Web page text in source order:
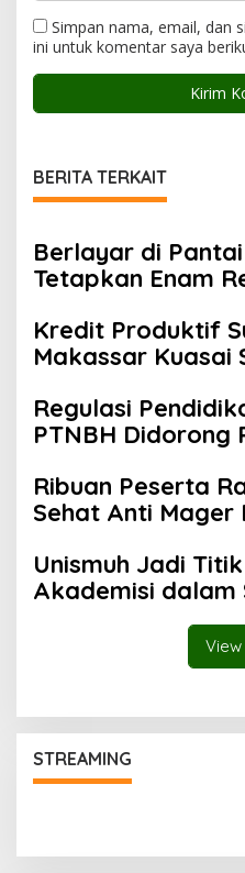
Simpan nama, email, dan
ini untuk komentar saya
BERITA TERKAIT
Berlayar di
Tetapkan Enam
Kredit Produktif
Makassar Kuasai
Regulasi
PTNBH Didorong
Ribuan Peserta
Sehat Anti Mager
Unismuh Jadi
Akademisi dalam
Rekor Pemakalah
STREAMING